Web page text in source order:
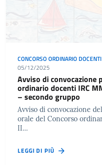
CONCORSO ORDINARIO
05/12/2025
Avviso di convocazione
ordinario docenti IRC
– secondo gruppo
Avviso di convocazione
orale del Concorso
II…
LEGGI DI PIÙ